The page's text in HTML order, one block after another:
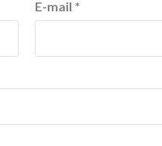
E-mail *